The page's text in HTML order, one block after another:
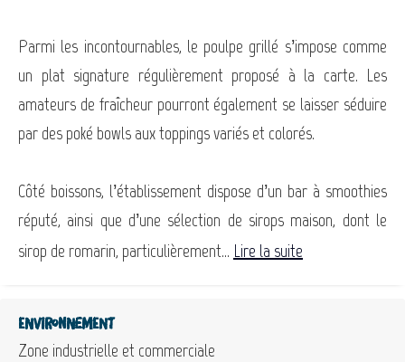
Parmi les incontournables, le poulpe grillé s’impose comme
un plat signature régulièrement proposé à la carte. Les
amateurs de fraîcheur pourront également se laisser séduire
par des poké bowls aux toppings variés et colorés.
Côté boissons, l’établissement dispose d’un bar à smoothies
réputé, ainsi que d’une sélection de sirops maison, dont le
sirop de romarin, particulièrement... Lire la suite
Environnement
Zone industrielle et commerciale